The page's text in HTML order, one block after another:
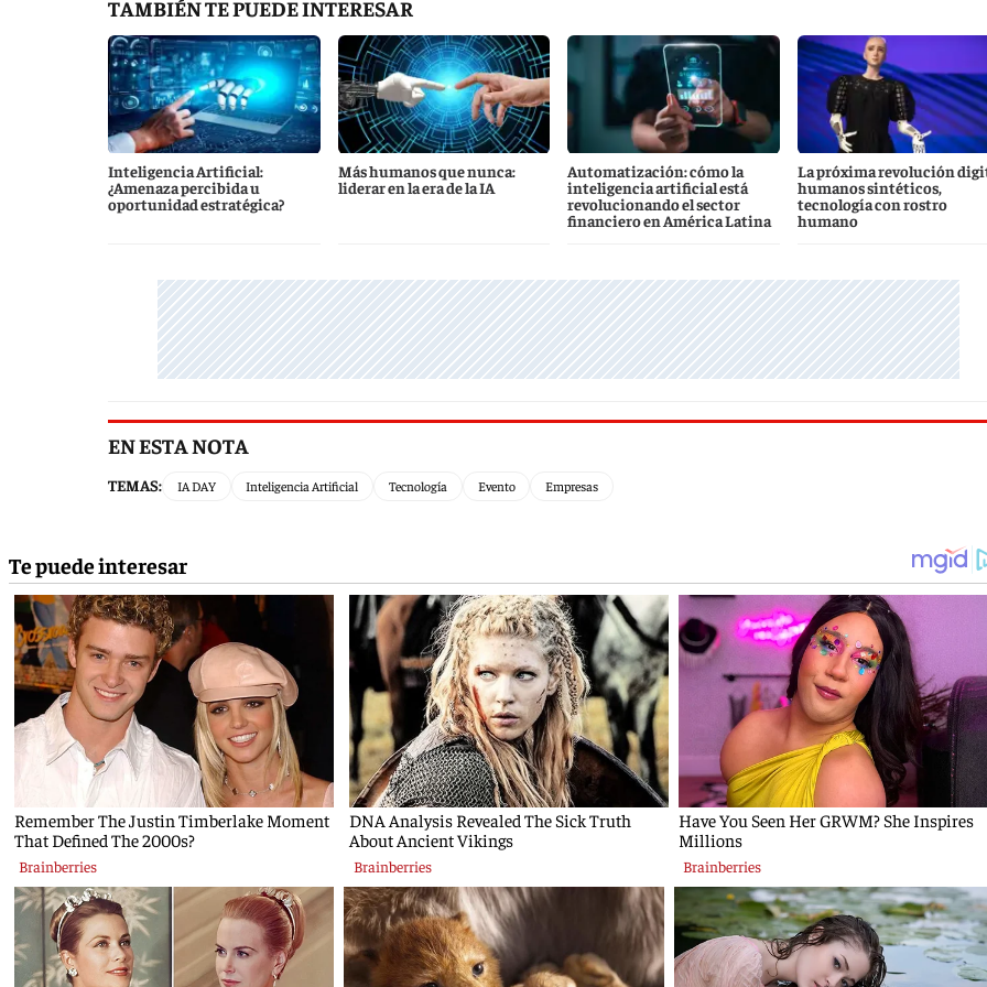
TAMBIÉN TE PUEDE INTERESAR
Inteligencia Artificial:
¿Amenaza percibida u
oportunidad estratégica?
Más humanos que nunca:
liderar en la era de la IA
Automatización: cómo la
inteligencia artificial está
revolucionando el sector
financiero en América Latina
La próxima revolución
humanos sintéticos,
tecnología con rostro
humano
EN ESTA NOTA
TEMAS: IA DAY Inteligencia Artificial Tecnología Evento Empresas